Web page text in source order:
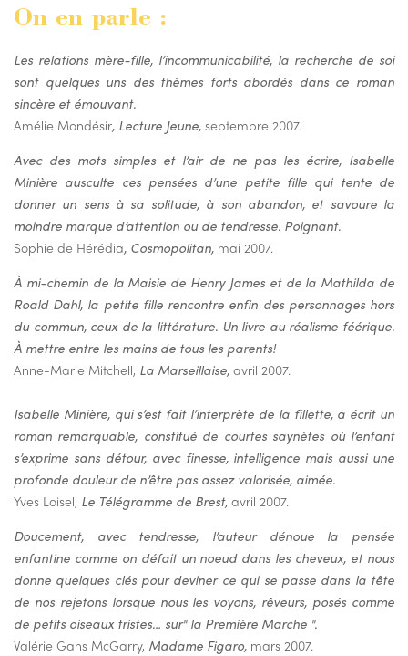
On en parle :
Les relations mère-fille, l’incommunicabilité, la recherche de soi
sont quelques uns des thèmes forts abordés dans ce roman
sincère et émouvant.
Amélie Mondésir, Lecture Jeune, septembre 2007.
Avec des mots simples et l’air de ne pas les écrire, Isabelle
Minière ausculte ces pensées d’une petite fille qui tente de
donner un sens à sa solitude, à son abandon, et savoure la
moindre marque d’attention ou de tendresse. Poignant.
Sophie de Hérédia, Cosmopolitan, mai 2007.
À mi-chemin de la Maisie de Henry James et de la Mathilda de
Roald Dahl, la petite fille rencontre enfin des personnages hors
du commun, ceux de la littérature. Un livre au réalisme féérique.
À mettre entre les mains de tous les parents!
Anne-Marie Mitchell, La Marseillaise, avril 2007.
Isabelle Minière, qui s’est fait l’interprète de la fillette, a écrit un
roman remarquable, constitué de courtes saynètes où l’enfant
s’exprime sans détour, avec finesse, intelligence mais aussi une
profonde douleur de n’être pas assez valorisée, aimée.
Yves Loisel, Le Télégramme de Brest, avril 2007.
Doucement, avec tendresse, l’auteur dénoue la pensée
enfantine comme on défait un noeud dans les cheveux, et nous
donne quelques clés pour deviner ce qui se passe dans la tête
de nos rejetons lorsque nous les voyons, rêveurs, posés comme
de petits oiseaux tristes… sur" la Première Marche ".
Valérie Gans McGarry, Madame Figaro, mars 2007.